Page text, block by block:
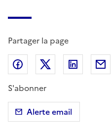
Partager la page
Partager sur Facebook
Partager sur
S'abonner
Alerte email